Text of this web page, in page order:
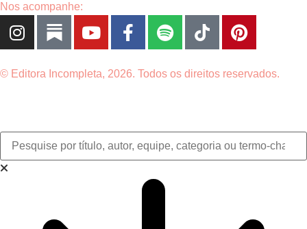
Nos acompanhe:
© Editora Incompleta, 2026. Todos os direitos reservados.